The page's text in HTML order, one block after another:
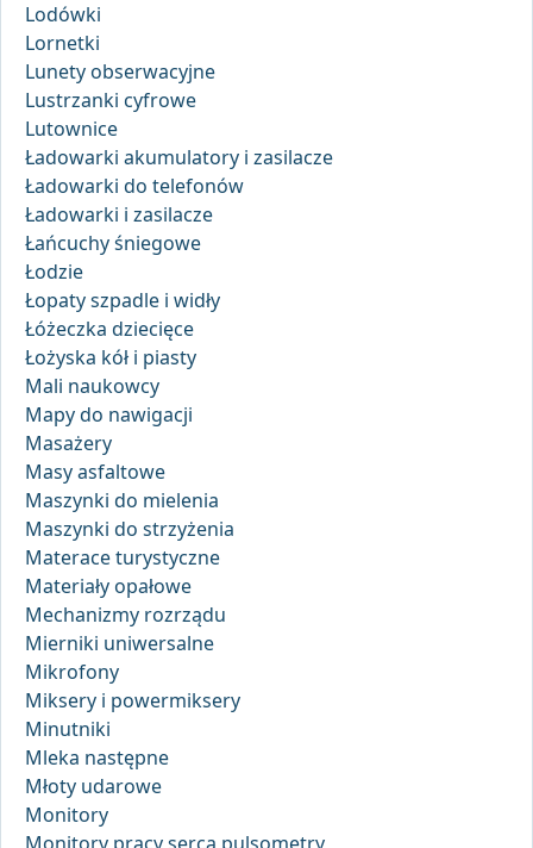
Lodówki
Lornetki
Lunety obserwacyjne
Lustrzanki cyfrowe
Lutownice
Ładowarki akumulatory i zasilacze
Ładowarki do telefonów
Ładowarki i zasilacze
Łańcuchy śniegowe
Łodzie
Łopaty szpadle i widły
Łóżeczka dziecięce
Łożyska kół i piasty
Mali naukowcy
Mapy do nawigacji
Masażery
Masy asfaltowe
Maszynki do mielenia
Maszynki do strzyżenia
Materace turystyczne
Materiały opałowe
Mechanizmy rozrządu
Mierniki uniwersalne
Mikrofony
Miksery i powermiksery
Minutniki
Mleka następne
Młoty udarowe
Monitory